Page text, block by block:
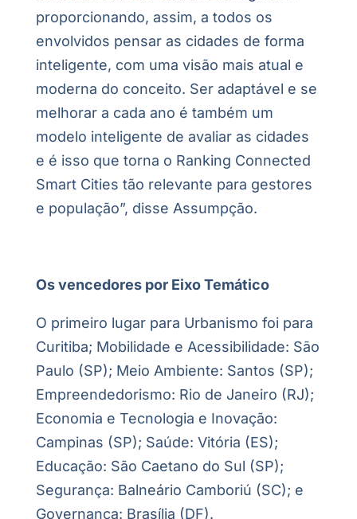
proporcionando, assim, a todos os
envolvidos pensar as cidades de forma
inteligente, com uma visão mais atual e
moderna do conceito. Ser adaptável e se
melhorar a cada ano é também um
modelo inteligente de avaliar as cidades
e é isso que torna o Ranking Connected
Smart Cities tão relevante para gestores
e população”, disse Assumpção.
Os vencedores por Eixo Temático
O primeiro lugar para Urbanismo foi para
Curitiba; Mobilidade e Acessibilidade: São
Paulo (SP); Meio Ambiente: Santos (SP);
Empreendedorismo: Rio de Janeiro (RJ);
Economia e Tecnologia e Inovação:
Campinas (SP); Saúde: Vitória (ES);
Educação: São Caetano do Sul (SP);
Segurança: Balneário Camboriú (SC); e
Governança: Brasília (DF).